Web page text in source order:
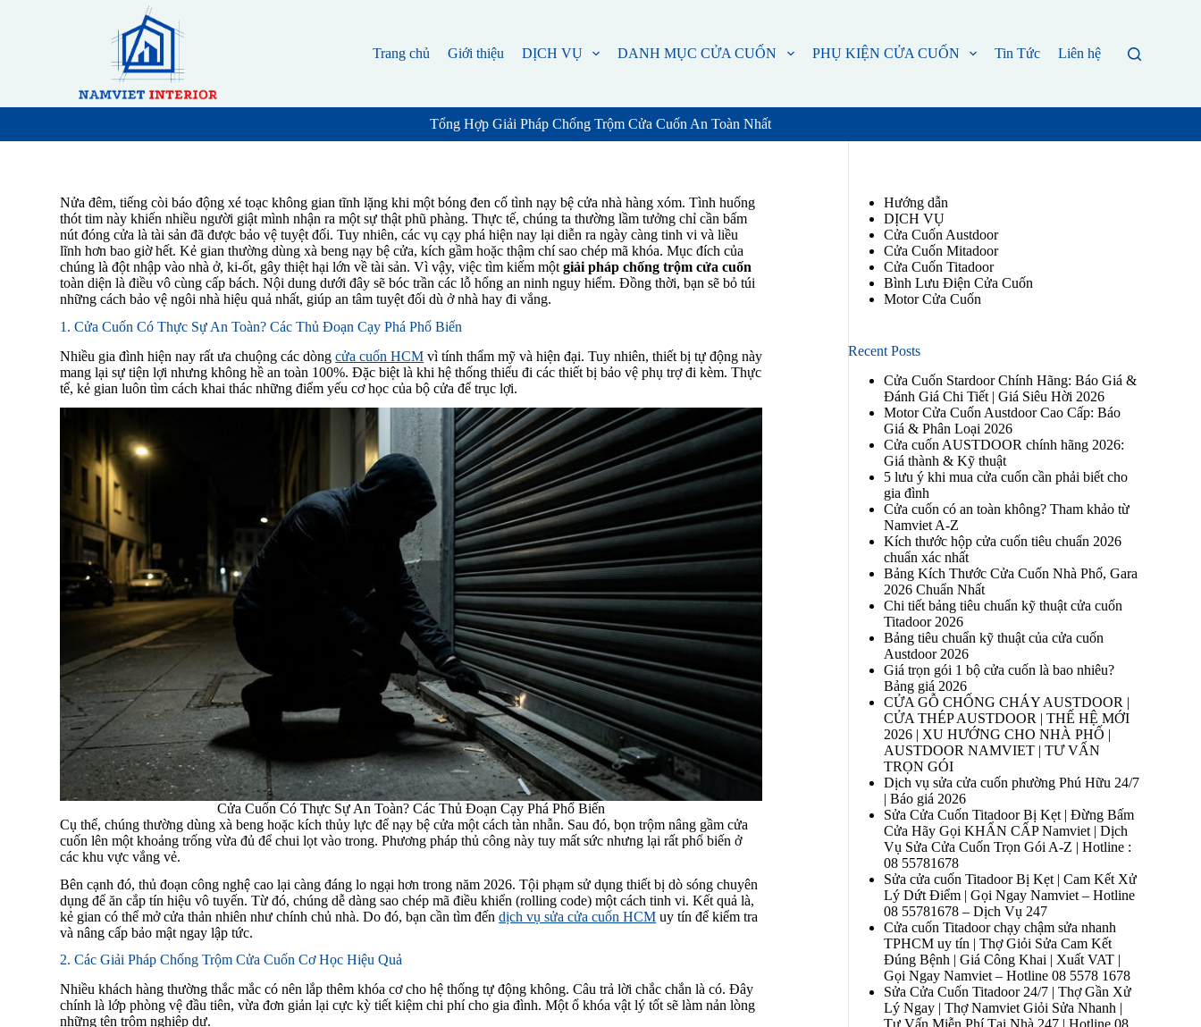
n
Trang chủ Giới thiệu DỊCH VỤ DANH MỤC CỬA CUỐN PHỤ KIỆN CỬA CUỐN Tin Tức Liên hệ
Tổng Hợp Giải Pháp Chống Trộm Cửa Cuốn An Toàn Nhất
Nửa đêm, tiếng còi báo động xé toạc không gian tĩnh lặng khi một bóng đen cố tình nạy bệ cửa nhà hàng xóm. Tình huống
thót tim này khiến nhiều người giật mình nhận ra một sự thật phũ phàng. Thực tế, chúng ta thường lầm tưởng chỉ cần bấm
nút đóng cửa là tài sản đã được bảo vệ tuyệt đối. Tuy nhiên, các vụ cạy phá hiện nay lại diễn ra ngày càng tinh vi và liều
lĩnh hơn bao giờ hết. Kẻ gian thường dùng xà beng nạy bệ cửa, kích gầm hoặc thậm chí sao chép mã khóa. Mục đích của
chúng là đột nhập vào nhà ở, ki-ốt, gây thiệt hại lớn về tài sản. Vì vậy, việc tìm kiếm mộtgiải pháp chống trộm cửa cuốn
toàn diện là điều vô cùng cấp bách. Nội dung dưới đây sẽ bóc trần các lỗ hổng an ninh nguy hiểm. Đồng thời, bạn sẽ bỏ túi
những cách bảo vệ ngôi nhà hiệu quả nhất, giúp an tâm tuyệt đối dù ở nhà hay đi vắng.
1. Cửa Cuốn Có Thực Sự An Toàn? Các Thủ Đoạn Cạy Phá Phổ Biến
Nhiều gia đình hiện nay rất ưa chuộng các dòngcửa cuốn HCM vì tính thẩm mỹ và hiện đại. Tuy nhiên, thiết bị tự động này
mang lại sự tiện lợi nhưng không hề an toàn 100%. Đặc biệt là khi hệ thống thiếu đi các thiết bị bảo vệ phụ trợ đi kèm. Thực
tế, kẻ gian luôn tìm cách khai thác những điểm yếu cơ học của bộ cửa để trục lợi.
Cửa Cuốn Có Thực Sự An Toàn? Các Thủ Đoạn Cạy Phá Phổ Biến
Cụ thể, chúng thường dùng xà beng hoặc kích thủy lực để nạy bệ cửa một cách tàn nhẫn. Sau đó, bọn trộm nâng gầm cửa
cuốn lên một khoảng trống vừa đủ để chui lọt vào trong. Phương pháp thủ công này tuy mất sức nhưng lại rất phổ biến ở
các khu vực vắng vẻ.
Bên cạnh đó, thủ đoạn công nghệ cao lại càng đáng lo ngại hơn trong năm 2026. Tội phạm sử dụng thiết bị dò sóng chuyên
dụng để ăn cắp tín hiệu vô tuyến. Từ đó, chúng dễ dàng sao chép mã điều khiển (rolling code) một cách tinh vi. Kết quả là,
kẻ gian có thể mở cửa thản nhiên như chính chủ nhà. Do đó, bạn cần tìm đếndịch vụ sửa cửa cuốn HCM uy tín để kiểm tra
và nâng cấp bảo mật ngay lập tức.
2. Các Giải Pháp Chống Trộm Cửa Cuốn Cơ Học Hiệu Quả
Nhiều khách hàng thường thắc mắc có nên lắp thêm khóa cơ cho hệ thống tự động không. Câu trả lời chắc chắn là có. Đây
chính là lớp phòng vệ đầu tiên, vừa đơn giản lại cực kỳ tiết kiệm chi phí cho gia đình. Một ổ khóa vật lý tốt sẽ làm nản lòng
những tên trộm nghiệp dư.
Hướng dẫn
DỊCH VỤ
Cửa Cuốn Austdoor
Cửa Cuốn Mitadoor
Cửa Cuốn Titadoor
Bình Lưu Điện Cửa Cuốn
Motor Cửa Cuốn
Recent Posts
Cửa Cuốn Stardoor Chính Hãng: Báo Giá &
Đánh Giá Chi Tiết | Giá Siêu Hời 2026
Motor Cửa Cuốn Austdoor Cao Cấp: Báo
Giá & Phân Loại 2026
Cửa cuốn AUSTDOOR chính hãng 2026:
Giá thành & Kỹ thuật
5 lưu ý khi mua cửa cuốn cần phải biết cho
gia đình
Cửa cuốn có an toàn không? Tham khảo từ
Namviet A-Z
Kích thước hộp cửa cuốn tiêu chuẩn 2026
chuẩn xác nhất
Bảng Kích Thước Cửa Cuốn Nhà Phố, Gara
2026 Chuẩn Nhất
Chi tiết bảng tiêu chuẩn kỹ thuật cửa cuốn
Titadoor 2026
Bảng tiêu chuẩn kỹ thuật của cửa cuốn
Austdoor 2026
Giá trọn gói 1 bộ cửa cuốn là bao nhiêu?
Bảng giá 2026
CỬA GỖ CHỐNG CHÁY AUSTDOOR |
CỬA THÉP AUSTDOOR | THẾ HỆ MỚI
2026 | XU HƯỚNG CHO NHÀ PHỐ |
AUSTDOOR NAMVIET | TƯ VẤN
TRỌN GÓI
Dịch vụ sửa cửa cuốn phường Phú Hữu 24/7
| Báo giá 2026
Sửa Cửa Cuốn Titadoor Bị Kẹt | Đừng Bấm
Cửa Hãy Gọi KHẨN CẤP Namviet | Dịch
Vụ Sửa Cửa Cuốn Trọn Gói A-Z | Hotline :
08 55781678
Sửa cửa cuốn Titadoor Bị Kẹt | Cam Kết Xử
Lý Dứt Điểm | Gọi Ngay Namviet – Hotline
08 55781678 – Dịch Vụ 247
Cửa cuốn Titadoor chạy chậm sửa nhanh
TPHCM uy tín | Thợ Giỏi Sửa Cam Kết
Đúng Bệnh | Giá Công Khai | Xuất VAT |
Gọi Ngay Namviet – Hotline 08 5578 1678
Sửa Cửa Cuốn Titadoor 24/7 | Thợ Gần Xử
Lý Ngay | Thợ Namviet Giỏi Sửa Nhanh |
Tư Vấn Miễn Phí Tại Nhà 247 | Hotline 08